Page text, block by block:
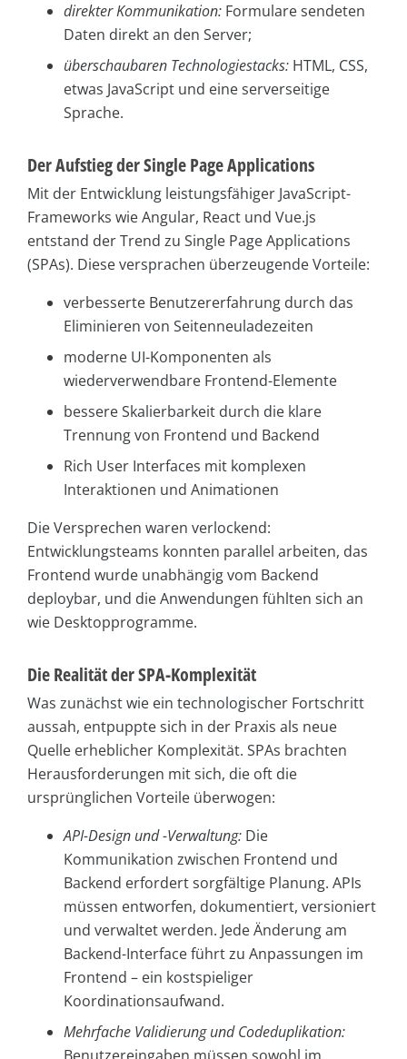
direkter Kommunikation: Formulare sendeten
Daten direkt an den Server;
überschaubaren Technologiestacks: HTML, CSS,
etwas JavaScript und eine serverseitige
Sprache.
Der Aufstieg der Single Page Applications
Mit der Entwicklung leistungsfähiger JavaScript-
Frameworks wie Angular, React und Vue.js
entstand der Trend zu Single Page Applications
(SPAs). Diese versprachen überzeugende Vorteile:
verbesserte Benutzererfahrung durch das
Eliminieren von Seitenneuladezeiten
moderne UI-Komponenten als
wiederverwendbare Frontend-Elemente
bessere Skalierbarkeit durch die klare
Trennung von Frontend und Backend
Rich User Interfaces mit komplexen
Interaktionen und Animationen
Die Versprechen waren verlockend:
Entwicklungsteams konnten parallel arbeiten, das
Frontend wurde unabhängig vom Backend
deploybar, und die Anwendungen fühlten sich an
wie Desktopprogramme.
Die Realität der SPA-Komplexität
Was zunächst wie ein technologischer Fortschritt
aussah, entpuppte sich in der Praxis als neue
Quelle erheblicher Komplexität. SPAs brachten
Herausforderungen mit sich, die oft die
ursprünglichen Vorteile überwogen:
API-Design und -Verwaltung: Die
Kommunikation zwischen Frontend und
Backend erfordert sorgfältige Planung. APIs
müssen entworfen, dokumentiert, versioniert
und verwaltet werden. Jede Änderung am
Backend-Interface führt zu Anpassungen im
Frontend – ein kostspieliger
Koordinationsaufwand.
Mehrfache Validierung und Codeduplikation: